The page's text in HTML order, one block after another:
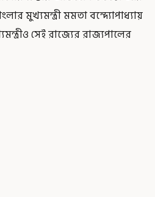
মুখ্যমন্ত্রী মমতা বন্দ্যোপাধ্যায়
সেই রাজ্যের রাজ্যপালের